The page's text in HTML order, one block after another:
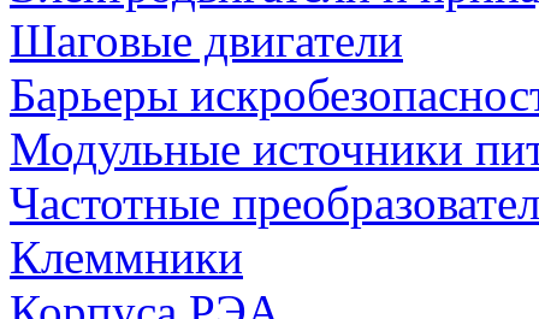
Шаговые двигатели
Барьеры
Модульные источники
Частотные
Клеммники